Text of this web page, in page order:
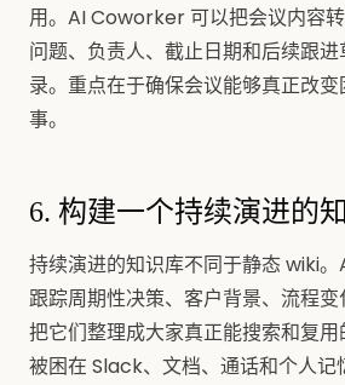
用。AI Coworker 可以把会议内容
问题、负责人、截止日期和后续跟
录。重点在于确保会议能够真正改
事。
6. 构建一个持续演进的
持续演进的知识库不同于静态 wiki
跟踪周期性决策、客户背景、流程
把它们整理成大家真正能搜索和复
被困在 Slack、文档、通话和个人记